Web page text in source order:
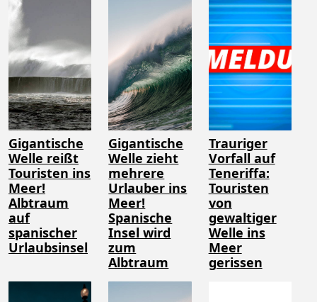
Gigantische
Welle reißt
Touristen ins
Meer!
Albtraum
auf
spanischer
Urlaubsinsel
Gigantische
Welle zieht
mehrere
Urlauber ins
Meer!
Spanische
Insel wird
zum
Albtraum
Trauriger
Vorfall auf
Teneriffa:
Touristen
von
gewaltiger
Welle ins
Meer
gerissen